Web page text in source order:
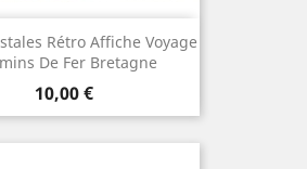
Rétro Affiche Voyage
De Fer Bretagne
Prix
10,00 €